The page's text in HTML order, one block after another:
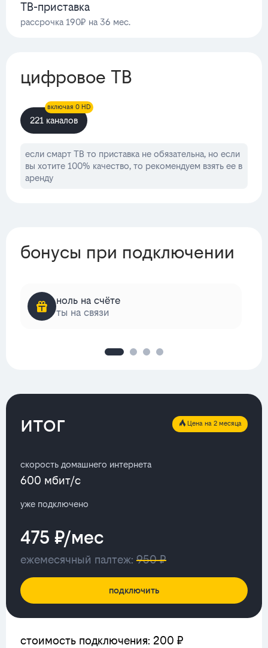
ТВ-приставка
рассрочка 190₽ на 36 мес.
цифровое ТВ
221 каналов
включая 0 HD
если смарт ТВ то приставка не обязательна, но если
вы хотите 100% качество, то рекомендуем взять ее в
аренду
бонусы при подключении
ноль на счёте
ты на связи
итог Цена на 2 месяца
скорость домашнего интернета
600 мбит/с
уже подключено
475 ₽/мес
ежемесячный палтеж: 950 ₽
подключить
стоимость подключения: 200 ₽